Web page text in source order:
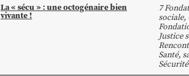
La « sécu » : une octogénaire bien
vivante !
7
sociale,
Justice
Santé,